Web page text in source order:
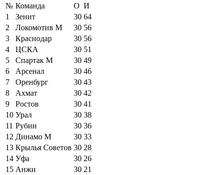
№ Команда О И
1
Зенит 30 64
2
Локомотив М 30 56
3
Краснодар 30 56
4
ЦСКА 30 51
5
Спартак М 30 49
6
Арсенал 30 46
7
Оренбург 30 43
8
Ахмат 30 42
9
Ростов 30 41
10 Урал 30 38
11 Рубин 30 36
12 Динамо М 30 33
13 Крылья Советов 30 28
14 Уфа 30 26
15 Анжи 30 21